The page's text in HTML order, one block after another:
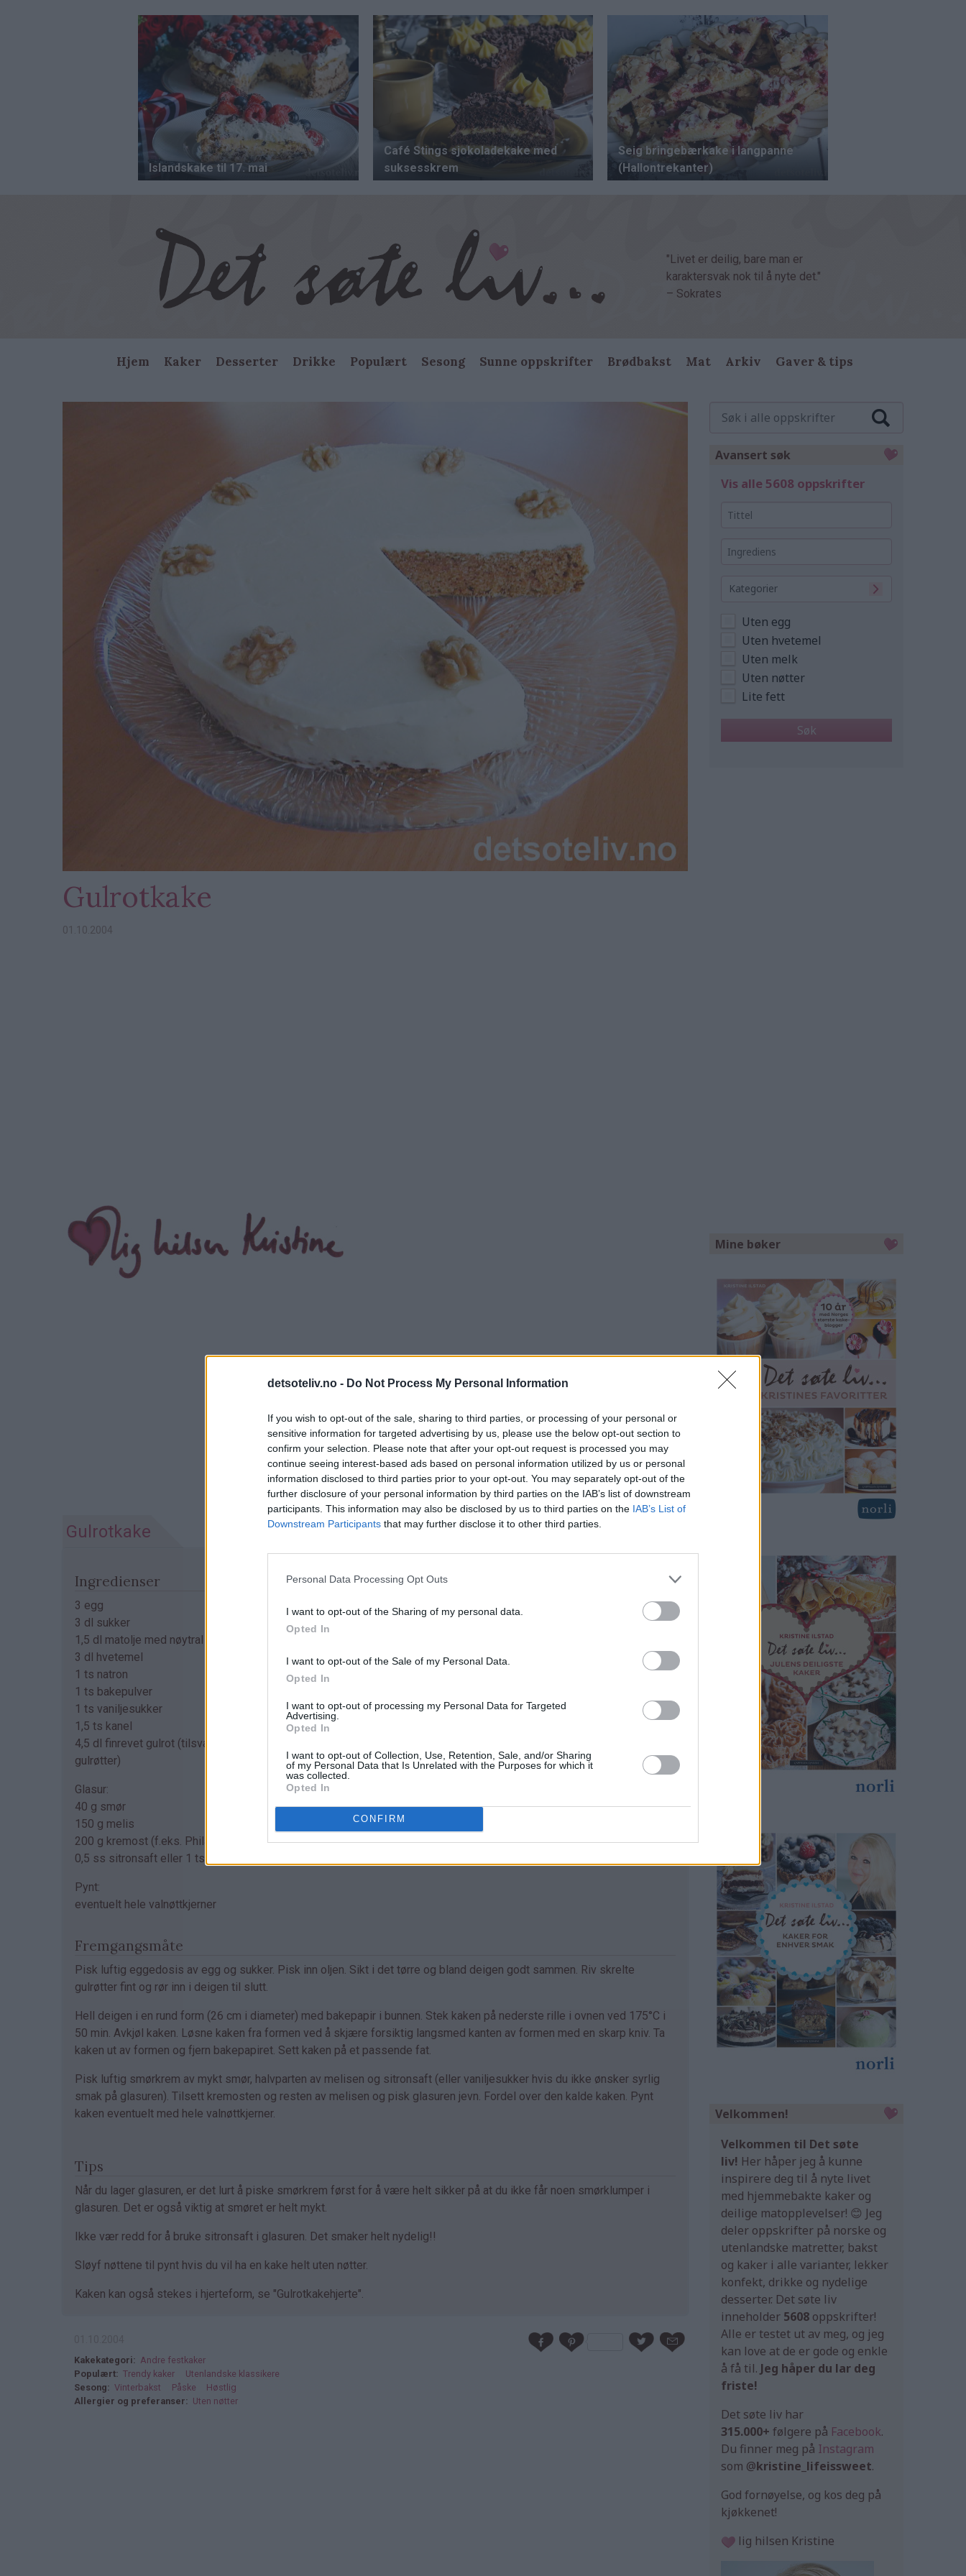
detsoteliv.no - Do Not Process My Personal Information
If you wish to opt-out of the sale, sharing to third parties, or processing of your personal or
sensitive information for targeted advertising by us, please use the below opt-out section to
confirm your selection. Please note that after your opt-out request is processed you may
continue seeing interest-based ads based on personal information utilized by us or personal
information disclosed to third parties prior to your opt-out. You may separately opt-out of the
further disclosure of your personal information by third parties on the IAB’s list of downstream
participants. This information may also be disclosed by us to third parties on the IAB’s List of
Downstream Participants that may further disclose it to other third parties.
Personal Data Processing Opt Outs
I want to opt-out of the Sharing of my personal data.
Opted In
I want to opt-out of the Sale of my Personal Data.
Opted In
I want to opt-out of processing my Personal Data for Targeted
Advertising.
Opted In
I want to opt-out of Collection, Use, Retention, Sale, and/or Sharing
of my Personal Data that Is Unrelated with the Purposes for which it
was collected.
Opted In
CONFIRM
"Livet er deilig, bare man er
karaktersvak nok til å nyte det."
– Sokrates
Main
navigation
Hjem Kaker Desserter Drikke Populært Sesong Sunne oppskrifter Brødbakst Mat Arkiv Gaver & tips
Gulrotkake
01.10.2004
Gulrotkake
Ingredienser
3 egg
3 dl sukker
1,5 dl matolje med nøytral smak (f.eks. solsikkeolje)
3 dl hvetemel
1 ts natron
1 ts bakepulver
1 ts vaniljesukker
1,5 ts kanel
4,5 dl finrevet gulrot (tilsvarer ca 2,5 medium
gulrøtter)
Glasur:
40 g smør
150 g melis
200 g kremost (f.eks. Philadelfia)
0,5 ss sitronsaft eller 1 ts vaniljesukker
Pynt:
eventuelt hele valnøttkjerner
Fremgangsmåte
Pisk luftig eggedosis av egg og sukker. Pisk inn oljen. Sikt i det tørre og bland deigen godt sammen. Riv skrelte
gulrøtter fint og rør inn i deigen til slutt.
Hell deigen i en rund form (26 cm i diameter) med bakepapir i bunnen. Stek kaken på nederste rille i ovnen ved 175°C i
50 min. Avkjøl kaken. Løsne kaken fra formen ved å skjære forsiktig langsmed kanten av formen med en skarp kniv. Ta
kaken ut av formen og fjern bakepapiret. Sett kaken på et passende fat.
Pisk luftig smørkrem av mykt smør, halvparten av melisen og sitronsaft (eller vaniljesukker hvis du ikke ønsker syrlig
smak på glasuren). Tilsett kremosten og resten av melisen og pisk glasuren jevn. Fordel over den kalde kaken. Pynt
kaken eventuelt med hele valnøttkjerner.
Tips
Når du lager glasuren, er det lurt å piske smørkrem først for å være helt sikker på at du ikke får noen smørklumper i
glasuren. Det er også viktig at smøret er helt mykt.
Ikke vær redd for å bruke sitronsaft i glasuren. Det smaker helt nydelig!!
Sløyf nøttene til pynt hvis du vil ha en kake helt uten nøtter.
Kaken kan også stekes i hjerteform, se "Gulrotkakehjerte".
Kakekategori
Andre festkaker
Populært
Trendy kaker
Utenlandske klassikere
Sesong
Vinterbakst Påske
Høstlig
Allergier og preferanser
Uten nøtter
Avansert søk
Vis alle 5608 oppskrifter
Kategorier
Uten egg
Uten hvetemel
Uten melk
Uten nøtter
Lite fett
Mine bøker
Velkommen!
Velkommen til Det søte
liv! Her håper jeg å kunne
inspirere deg til å nyte livet
med hjemmebakte kaker og
deilige matopplevelser! 😊 Jeg
deler oppskrifter på norske og
utenlandske matretter, bakst
og kaker i alle varianter, lekker
konfekt, drikke og nydelige
desserter. Det søte liv
inneholder 5608 oppskrifter!
Alle er testet ut av meg, og jeg
kan love at de er gode og enkle
å få til. Jeg håper du lar deg
friste!
Det søte liv har
315.000+ følgere på Facebook.
Du finner meg på Instagram
som @kristine_lifeissweet.
God fornøyelse, og kos deg på
kjøkkenet!
lig hilsen Kristine